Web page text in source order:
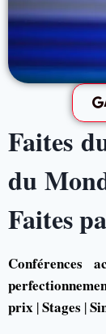
Faites
du
Faites
Conférences
prix |Stages |